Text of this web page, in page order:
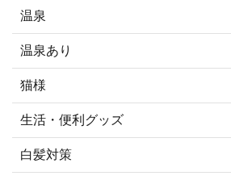
温泉
温泉あり
猫様
生活・便利グッズ
白髪対策